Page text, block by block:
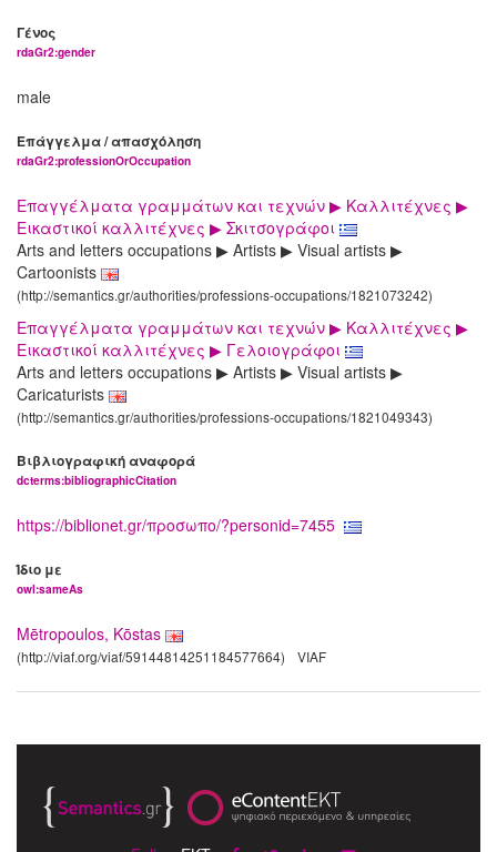
Γένος
rdaGr2:gender
male
Επάγγελμα / απασχόληση
rdaGr2:professionOrOccupation
Επαγγέλματα γραμμάτων και τεχνών ▶ Καλλιτέχνες ▶
Εικαστικοί καλλιτέχνες ▶ Σκιτσογράφοι
Arts and letters occupations ▶ Artists ▶ Visual artists ▶
Cartoonists
(http://semantics.gr/authorities/professions-occupations/1821073242)
Επαγγέλματα γραμμάτων και τεχνών ▶ Καλλιτέχνες ▶
Εικαστικοί καλλιτέχνες ▶ Γελοιογράφοι
Arts and letters occupations ▶ Artists ▶ Visual artists ▶
Caricaturists
(http://semantics.gr/authorities/professions-occupations/1821049343)
Βιβλιογραφική αναφορά
dcterms:bibliographicCitation
https://biblionet.gr/προσωπο/?personid=7455
Ίδιο με
owl:sameAs
Mētropoulos, Kōstas
(http://viaf.org/viaf/59144814251184577664) VIAF